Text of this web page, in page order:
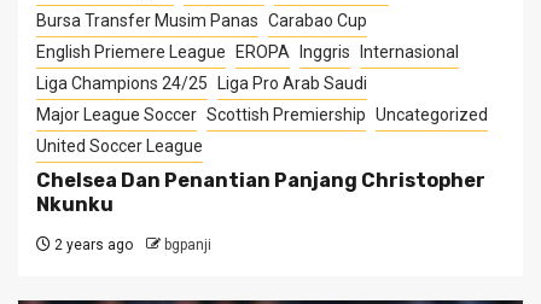
Bursa Transfer Musim Panas Carabao Cup
English Priemere League
EROPA Inggris
Internasional
Liga Champions 24/25
Liga Pro Arab Saudi
Major League Soccer Scottish Premiership Uncategorized
United Soccer League
Chelsea Dan Penantian Panjang Christopher
Nkunku
2 years ago bgpanji